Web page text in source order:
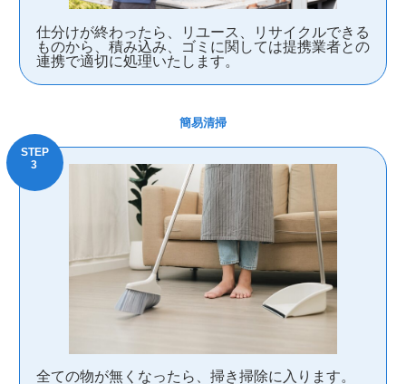
仕分けが終わったら、リユース、リサイクルできる
ものから、積み込み、ゴミに関しては提携業者との
連携で適切に処理いたします。
簡易清掃
全ての物が無くなったら、掃き掃除に入ります。